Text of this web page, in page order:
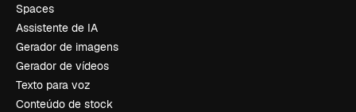
Spaces
Assistente de IA
Gerador de imagens
Gerador de vídeos
Texto para voz
Conteúdo de stock